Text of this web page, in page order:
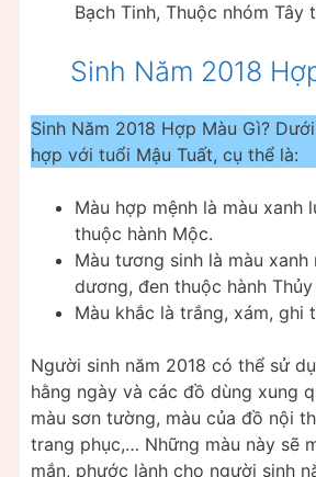
Bạch Tinh, Thuộc nhóm Tây
Sinh Năm 2018
Sinh Năm 2018 Hợp Màu Gì?
hợp với tuổi Mậu Tuất, cụ thể là:
Màu hợp mệnh là màu xanh
thuộc hành Mộc.
Màu tương sinh là màu xanh
dương, đen thuộc hành Thủy
Màu khắc là trắng, xám, ghi
Người sinh năm 2018 có thể sử
hằng ngày và các đồ dùng xung
màu sơn tường, màu của đồ nội
trang phục,… Những màu này sẽ
mắn, phước lành cho người sinh